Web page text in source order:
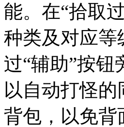
能。在“拾取
种类及对应等
过“辅助”按钮
以自动打怪
背包，以免背